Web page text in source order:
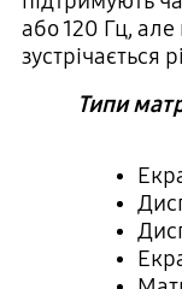
або 120 Гц,
зустрічається
Типи